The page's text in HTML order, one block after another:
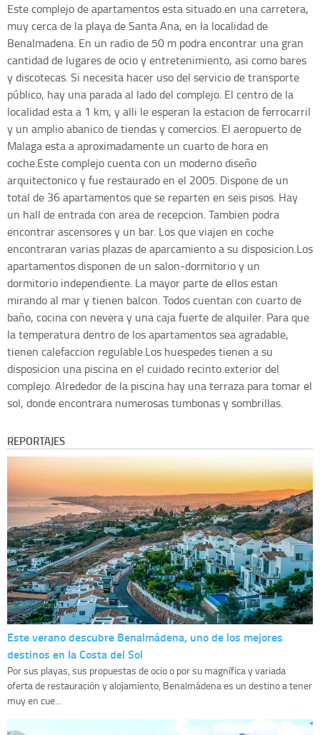
Este complejo de apartamentos esta situado en una carretera,
muy cerca de la playa de Santa Ana, en la localidad de
Benalmadena. En un radio de 50 m podra encontrar una gran
cantidad de lugares de ocio y entretenimiento, asi como bares
y discotecas. Si necesita hacer uso del servicio de transporte
público, hay una parada al lado del complejo. El centro de la
localidad esta a 1 km, y alli le esperan la estacion de ferrocarril
y un amplio abanico de tiendas y comercios. El aeropuerto de
Malaga esta a aproximadamente un cuarto de hora en
coche.Este complejo cuenta con un moderno diseño
arquitectonico y fue restaurado en el 2005. Dispone de un
total de 36 apartamentos que se reparten en seis pisos. Hay
un hall de entrada con area de recepcion. Tambien podra
encontrar ascensores y un bar. Los que viajen en coche
encontraran varias plazas de aparcamiento a su disposicion.Los
apartamentos disponen de un salon-dormitorio y un
dormitorio independiente. La mayor parte de ellos estan
mirando al mar y tienen balcon. Todos cuentan con cuarto de
baño, cocina con nevera y una caja fuerte de alquiler. Para que
la temperatura dentro de los apartamentos sea agradable,
tienen calefaccion regulable.Los huespedes tienen a su
disposicion una piscina en el cuidado recinto exterior del
complejo. Alrededor de la piscina hay una terraza para tomar el
sol, donde encontrara numerosas tumbonas y sombrillas.
REPORTAJES
Este verano descubre Benalmádena, uno de los mejores
destinos en la Costa del Sol
Por sus playas, sus propuestas de ocio o por su magnífica y variada
oferta de restauración y alojamiento, Benalmádena es un destino a tener
muy en cue...